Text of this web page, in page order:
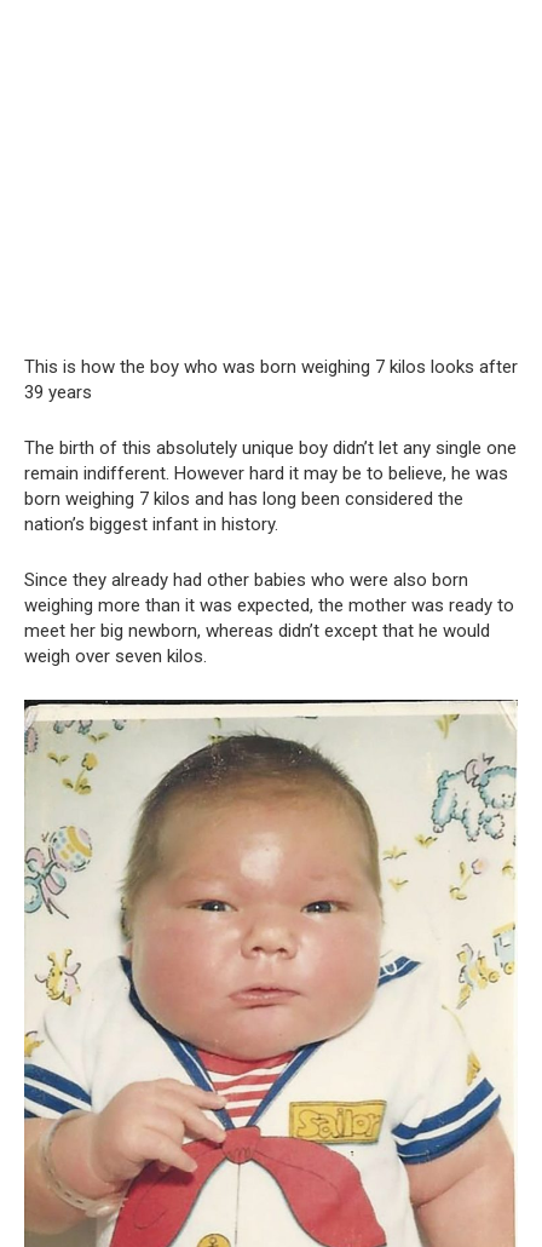
This is how the boy who was born weighing 7 kilos looks after
39 years
The birth of this absolutely unique boy didn’t let any single one
remain indifferent. However hard it may be to believe, he was
born weighing 7 kilos and has long been considered the
nation’s biggest infant in history.
Since they already had other babies who were also born
weighing more than it was expected, the mother was ready to
meet her big newborn, whereas didn’t except that he would
weigh over seven kilos.